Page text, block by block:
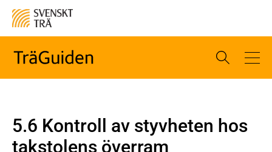
5.6 Kontroll av styvheten hos
takstolens överram